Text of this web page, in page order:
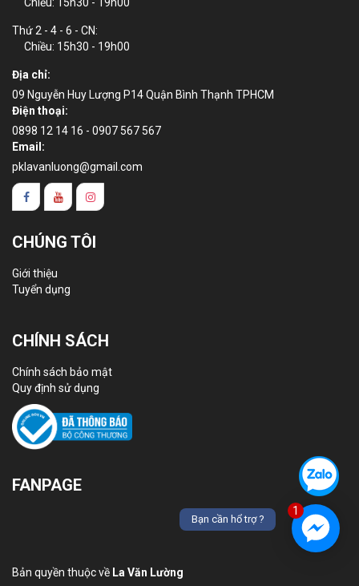
Chiều: 15h30 - 19h00
Thứ 2 - 4 - 6 - CN:
Chiều: 15h30 - 19h00
Địa chỉ:
09 Nguyễn Huy Lượng P14 Quận Bình Thạnh TPHCM
Điện thoại:
0898 12 14 16 - 0907 567 567
Email:
pklavanluong@gmail.com
CHÚNG TÔI
Giới thiệu
Tuyển dụng
CHÍNH SÁCH
Chính sách bảo mật
Quy định sử dụng
FANPAGE
Bản quyền thuộc về La Văn Lường
1
Bạn cần hổ trợ ?